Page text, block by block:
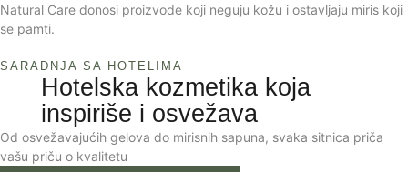
Natural Care donosi proizvode koji neguju kožu i ostavljaju miris koji
se pamti.
SARADNJA SA HOTELIMA
Hotelska kozmetika koja
inspiriše i osvežava
Od osvežavajućih gelova do mirisnih sapuna, svaka sitnica priča
vašu priču o kvalitetu